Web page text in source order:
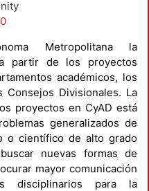
Metropolitana la
partir de los proyectos
académicos, los
Divisionales. La
proyectos en CyAD está
generalizados de
o científico de alto grado
nuevas formas de
mayor comunicación
disciplinarios para la